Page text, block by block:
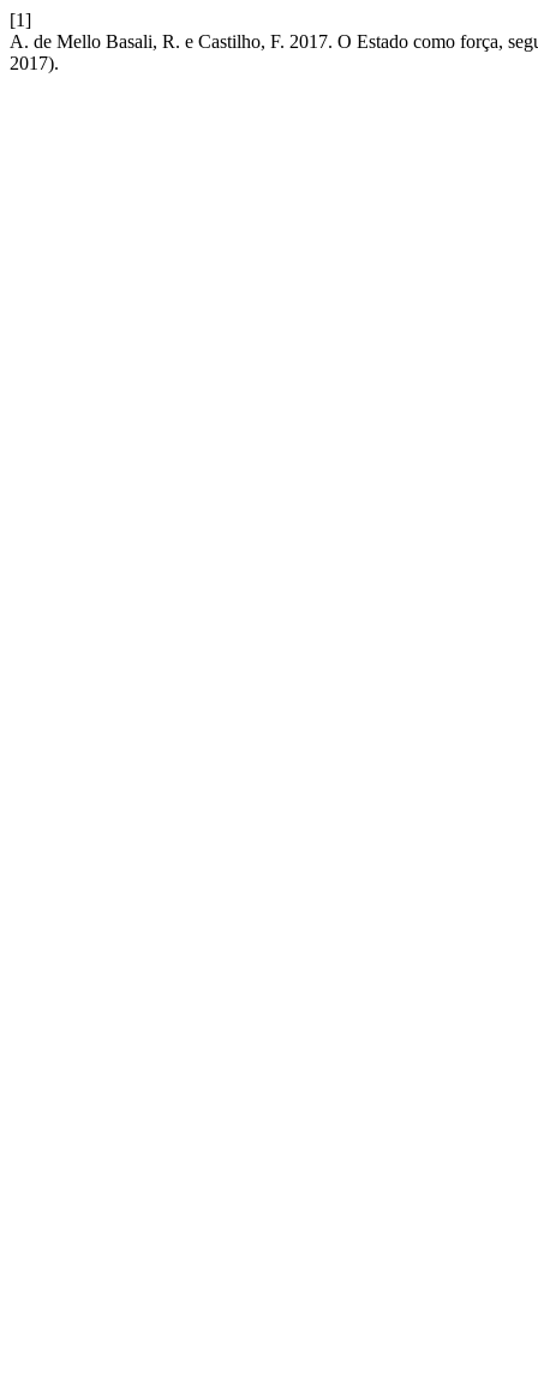
[1]
A. de Mello Basali, R. e Castilho, F. 2017. O Estado como força,
2017).